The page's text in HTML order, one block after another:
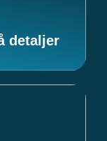
detaljer